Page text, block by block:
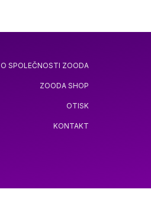
O SPOLEČNOSTI ZOODA
ZOODA SHOP
OTISK
KONTAKT